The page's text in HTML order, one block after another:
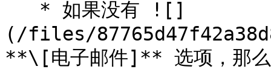
(/files/
**\[电子邮件]** 选项，那